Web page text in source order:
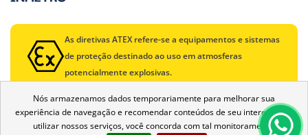
Nós armazenamos dados temporariamente para melhorar sua
experiência de navegação e recomendar conteúdos de seu interesse. Ao
utilizar nossos serviços, você concorda com tal monitoramento.
As diretivas ATEX refere-se a equipamentos e sistemas
de proteção destinado ao uso em atmosferas
potencialmente explosivas.